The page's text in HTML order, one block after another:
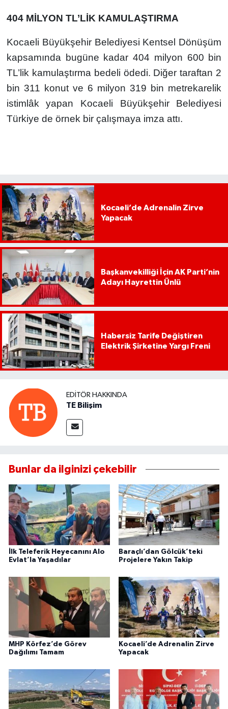
404 MİLYON TL’LİK KAMULAŞTIRMA
Kocaeli Büyükşehir Belediyesi Kentsel Dönüşüm
kapsamında bugüne kadar 404 milyon 600 bin
TL’lik kamulaştırma bedeli ödedi. Diğer taraftan 2
bin 311 konut ve 6 milyon 319 bin metrekarelik
istimlâk yapan Kocaeli Büyükşehir Belediyesi
Türkiye de örnek bir çalışmaya imza attı.
Kocaeli’de Adrenalin Zirve
Yapacak
Başkanvekilliği İçin AK Parti’nin
Adayı Hayrettin Ünlü
Habersiz Tarife Değiştiren
Elektrik Şirketine Yargı Freni
EDITÖR HAKKINDA
TE Bilişim
Bunlar da ilginizi çekebilir
İlk Teleferik Heyecanını Alo
Evlat’la Yaşadılar
Baraçlı’dan Gölcük’teki
Projelere Yakın Takip
MHP Körfez’de Görev
Dağılımı Tamam
Kocaeli’de Adrenalin Zirve
Yapacak